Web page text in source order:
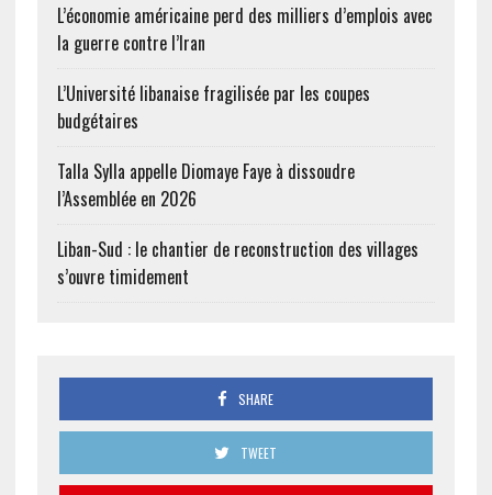
L’économie américaine perd des milliers d’emplois avec
la guerre contre l’Iran
L’Université libanaise fragilisée par les coupes
budgétaires
Talla Sylla appelle Diomaye Faye à dissoudre
l’Assemblée en 2026
Liban-Sud : le chantier de reconstruction des villages
s’ouvre timidement
SHARE
TWEET